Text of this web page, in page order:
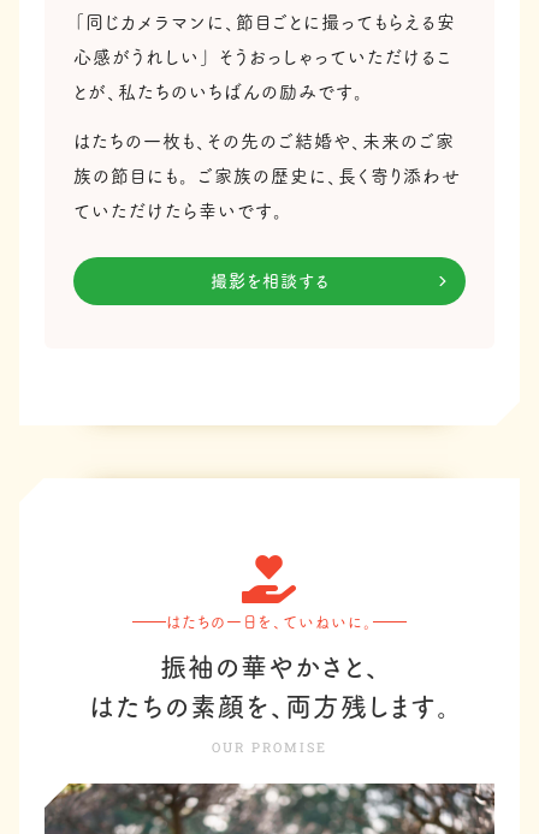
「同じカメラマンに、節目ごとに撮ってもらえる安
心感がうれしい」
そうおっしゃっていただけるこ
とが、私たちのいちばんの励みです。
はたちの一枚も、その先のご結婚や、未来のご家
族の節目にも。
ご家族の歴史に、長く寄り添わせ
ていただけたら幸いです。
撮影を相談する
はたちの一日を、ていねいに。
振袖の華やかさと、
はたちの素顔を、両方残します。
OUR PROMISE